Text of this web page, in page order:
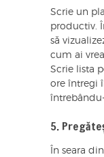
Scrie un
productiv.
să
cum ai
Scrie lista
ore întregi
5.
În seara